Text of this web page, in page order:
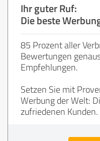
Ihr guter Ruf:
Die beste
85 Prozent aller
Bewertungen
Empfehlungen.
Setzen Sie mit
Werbung der Welt:
zufriedenen Kunden.